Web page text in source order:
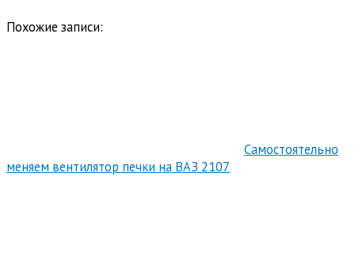
Похожие записи:
Самостоятельно
меняем вентилятор печки на ВАЗ 2107